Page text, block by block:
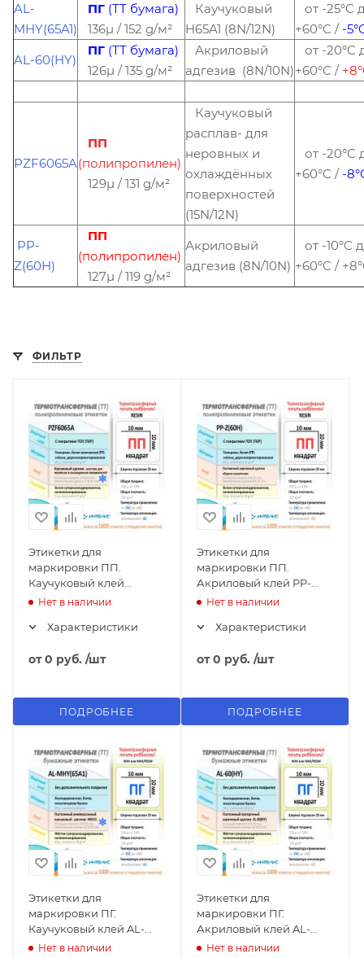
AL-
MHY(65A1)
ПГ (ТТ бумага)
136µ / 152 g/м²
Каучуковый
H65A1 (8N/12N)
от -25°C
+60°C / -
AL-60(HY)
ПГ (ТТ бумага)
126µ / 135 g/м²
Акриловый
адгезив (8N/10N)
от -20°C
+60°C / +8
PZF6065A
ПП
(полипропилен)
129µ / 131 g/м²
Каучуковый
расплав- для
неровных и
охлаждённых
поверхностей
(15N/12N)
от -20°C
+60°C / -8
PP-
Z(60H)
ПП
(полипропилен)
127µ / 119 g/м²
Акриловый
адгезив (8N/10N)
от -10°C
+60°C /
ФИЛЬТР
Этикетки для
маркировки ПП.
Каучуковый клей
PZF6065A (#20)
Нет в наличии
Характеристики
от0 руб. /шт
ПОДРОБНЕЕ
Этикетки для
маркировки ПП.
Акриловый клей PP-
Z(60H) (#16)
Нет в наличии
Характеристики
от0 руб. /шт
ПОДРОБНЕЕ
Этикетки для
маркировки ПГ.
Каучуковый клей AL-
MHY(65A1) (#25)
Нет в наличии
Этикетки для
маркировки ПГ.
Акриловый клей AL-
60(HY) (#23)
Нет в наличии